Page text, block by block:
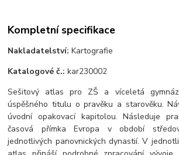
Kompletní specifikace
Nakladatelství:Kartografie
Katalogové č.:kar230002
Sešitový atlas pro ZŠ a víceletá
úspěšného titulu o pravěku a starověku.
úvodní opakovací kapitolou. Následuje
časová přímka Evropa v období
jednotlivých panovnických dynastií. V